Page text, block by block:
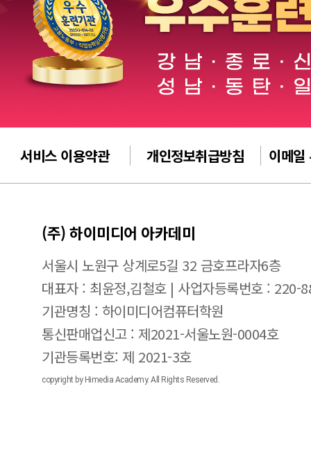
서비스 이용약관 개인정보취급방침 이메일
(주) 하이미디어 아카데미
서울시 노원구 상계로5길 32 금호프라자6층
대표자 : 최윤정,김철호 | 사업자등록번호 : 220-
기관명칭 : 하이미디어컴퓨터학원
통신판매업신고 : 제2021-서울노원-0004호
기관등록번호: 제 2021-3호
copyright by Himedia Academy. All Rights Reserved.